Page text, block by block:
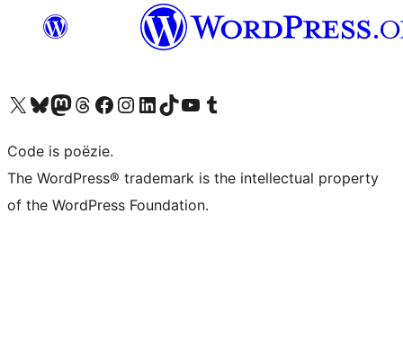
Bezoek ons X (voorheen Twitter) account
Bezoek ons Bluesky account
Bezoek ons Mastodon account
Bezoek ons Threads account
Onze Facebook pagina bezoeken
Bezoek ons Instagram account
Bezoek ons LinkedIn account
Bezoek ons TikTok account
Bezoek ons YouTube kanaalBezoek ons Tumblr account
Code is poëzie.
The WordPress® trademark is the intellectual property
of the WordPress Foundation.